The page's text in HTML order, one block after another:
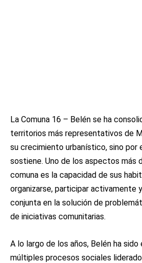
La Comuna 16 – Belén se ha
territorios más representativos de
su crecimiento urbanístico, sino por
sostiene. Uno de los aspectos más
comuna es la capacidad de sus
organizarse, participar activamente
conjunta en la solución de
de iniciativas comunitarias.
A lo largo de los años, Belén ha sido
múltiples procesos sociales